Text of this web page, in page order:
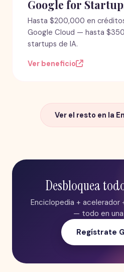
Google for
Hasta $200,000 en
Google Cloud — hasta
startups de IA.
Ver beneficio
Ver el resto en la
Desbloquea
Enciclopedia +
— todo en
Regístrate